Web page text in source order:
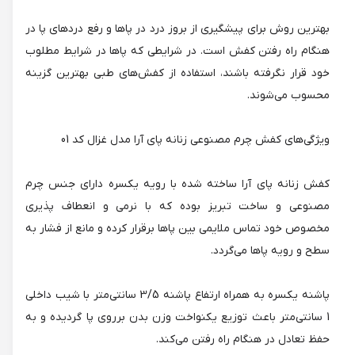
بهترین روش برای پیشگیری از بروز درد در پاها و رفع دردهای پا در
هنگام راه رفتن کفش است. در شرایطی که پاها در شرایط مطلوب
خود قرار نگرفته باشند، استفاده از کفش‌های طبی بهترین گزینه
محسوب می‌شوند.
ویژگی‌های کفش چرم مصنوعی زنانه پای آرا مدل غزال کد 01
کفش زنانه پای آرا ساخته شده با رویه یکسره دارای جنس چرم
مصنوعی و ساخت تبریز بوده که با نرمی و انعطاف پذیری
مخصوص خود تماس ملایمی بین پاها برقرار کرده و مانع از فشار به
سطح و رویه پاها می‌گردد.
پاشنه یکسره به همراه ارتفاع پاشنه 3/5 سانتی‌متر با شیب داخلی
1 سانتی‌متر باعث توزیع یکنواخت وزن بدن برروی پا گردیده و به
حفظ تعادل در هنگام راه رفتن می‌کند.